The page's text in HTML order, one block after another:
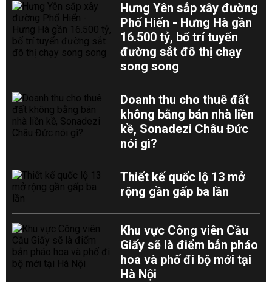
Hưng Yên sắp xây đường
Phố Hiến - Hưng Hà gần
16.500 tỷ, bố trí tuyến
đường sắt đô thị chạy
song song
Doanh thu cho thuê đất
không bằng bán nhà liền
kề, Sonadezi Châu Đức
nói gì?
Thiết kế quốc lộ 13 mở
rộng gần gấp ba lần
Khu vực Công viên Cầu
Giấy sẽ là điểm bắn pháo
hoa và phố đi bộ mới tại
Hà Nội